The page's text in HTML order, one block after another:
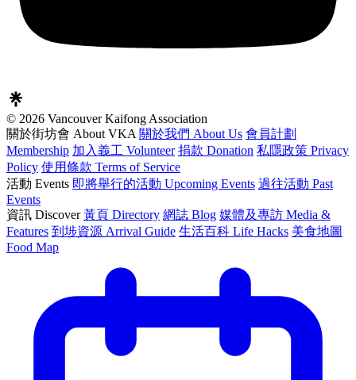
© 2026 Vancouver Kaifong Association
關於街坊會 About VKA 關於我們 About Us 會員計劃
Membership 加入義工 Volunteer 捐款 Donation 私隱政策 Privacy
Policy 使用條款 Terms of Service
活動 Events 即將舉行的活動 Upcoming Events 過往活動 Past
Events
資訊 Discover 黃頁 Directory 網誌 Blog 媒體及專訪 Media &
Features 到埗資源 Arrival Guide 生活百科 Life Hacks 美食地圖
Food Map